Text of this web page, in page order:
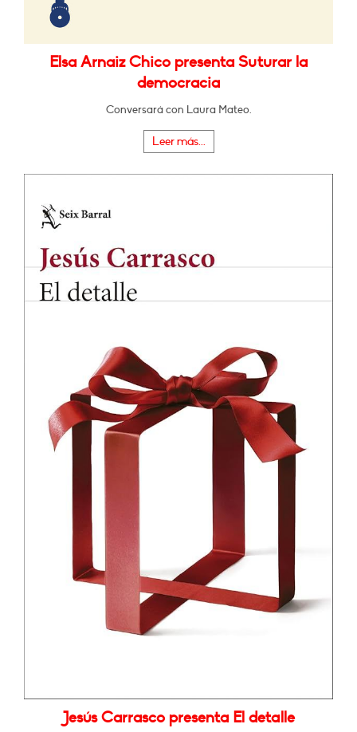
Elsa Arnaiz Chico presenta Suturar la
democracia
Conversará con Laura Mateo.
Leer más...
Jesús Carrasco presenta El detalle